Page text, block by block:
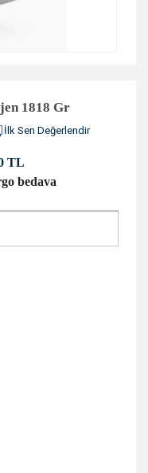
1818 Gr
İlk Sen Değerlendir
TL
bedava